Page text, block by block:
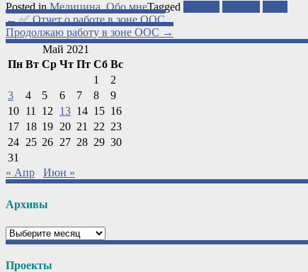
Posted inМедицина,Обо мнеTagged
Post
navigation
←✅ Отчет о работе в зоне ООС
Продолжаю работу в зоне ООС →
Май 2021
Пн Вт Ср Чт Пт Сб Вс
1
2
3
4 5 6 7 8
9
10 11 12 13 14 15 16
17 18 19 20 21 22 23
24 25 26 27 28 29 30
31
« Апр
Июн »
Архивы
Архивы
Проекты